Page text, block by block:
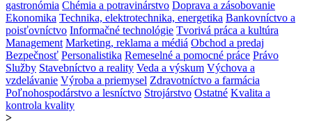
gastronómia Chémia a potravinárstvo Doprava a zásobovanie
Ekonomika Technika, elektrotechnika, energetika Bankovníctvo a
poisťovníctvo Informačné technológie Tvorivá práca a kultúra
Management Marketing, reklama a médiá Obchod a predaj
Bezpečnosť Personalistika Remeselné a pomocné práce Právo
Služby Stavebníctvo a reality Veda a výskum Výchova a
vzdelávanie Výroba a priemysel Zdravotníctvo a farmácia
Poľnohospodárstvo a lesníctvo Strojárstvo Ostatné Kvalita a
kontrola kvality
>